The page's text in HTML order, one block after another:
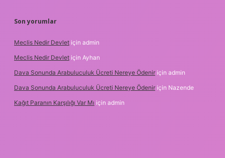
Son yorumlar
Meclis Nedir Devlet için admin
Meclis Nedir Devlet için Ayhan
Dava Sonunda Arabuluculuk Ücreti Nereye Ödenir için admin
Dava Sonunda Arabuluculuk Ücreti Nereye Ödenir için Nazende
Kağıt Paranın Karşılığı Var Mı için admin